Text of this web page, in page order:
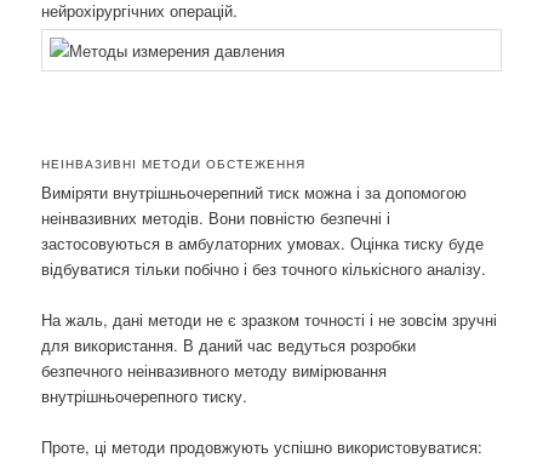
нейрохірургічних операцій.
НЕІНВАЗИВНІ МЕТОДИ ОБСТЕЖЕННЯ
Виміряти внутрішньочерепний тиск можна і за допомогою
неінвазивних методів. Вони повністю безпечні і
застосовуються в амбулаторних умовах. Оцінка тиску буде
відбуватися тільки побічно і без точного кількісного аналізу.
На жаль, дані методи не є зразком точності і не зовсім зручні
для використання. В даний час ведуться розробки
безпечного неінвазивного методу вимірювання
внутрішньочерепного тиску.
Проте, ці методи продовжують успішно використовуватися: